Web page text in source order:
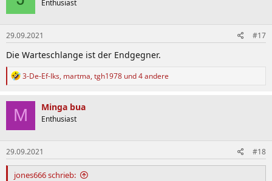
i
o
n
e
n
:
Enthusiast
29.09.2021 #17
Die Warteschlange ist der Endgegner.
R
k
t
o
n
e
n
:
3-De-Ef-Iks, martma, tgh1978 und 4 andere
M Minga bua
Enthusiast
29.09.2021 #18
jones666 schrieb: